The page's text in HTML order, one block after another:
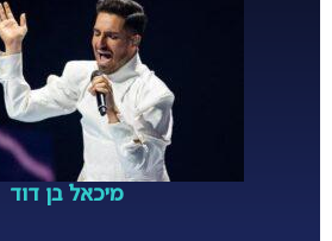
מיכאל בן דוד